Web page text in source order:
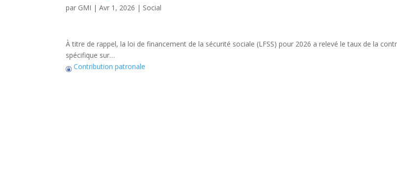
par GMI |Avr 1, 2026 | Social
À titre de rappel, la loi de financement de la sécurité sociale (LFSS) pour 2026 a relevé le taux de la
spécifique sur…
Contribution patronale